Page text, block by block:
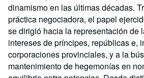
dinamismo en las últimas décadas.
práctica negociadora, el papel
se dirigió hacia la representación de
intereses de príncipes, repúblicas e,
corporaciones provinciales, y a la
mantenimiento de hegemonías en